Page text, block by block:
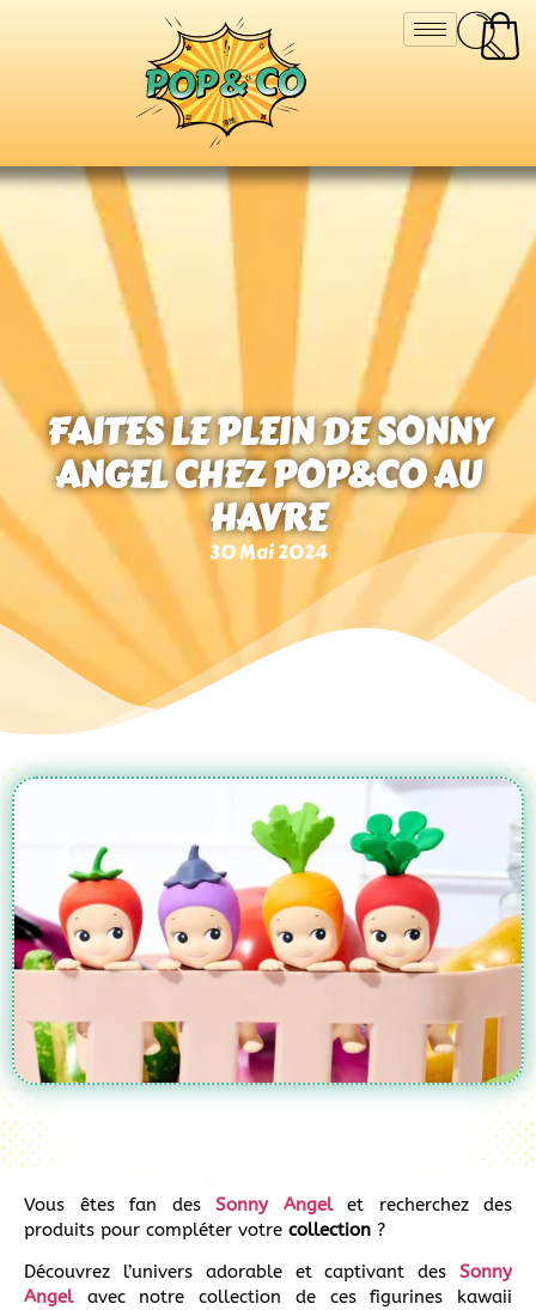
FAITES LE PLEIN DE SONNY
ANGEL CHEZ POP&CO AU
HAVRE
30 Mai 2024
Vous êtes fan des Sonny Angelet recherchez des
produits pour compléter votre collection ?
Découvrez l’univers adorable et captivant des Sonny
Angelavec notre collection de ces figurines kawaii